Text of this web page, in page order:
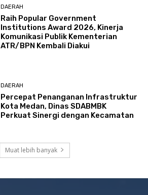
DAERAH
Raih Popular Government
Institutions Award 2026, Kinerja
Komunikasi Publik Kementerian
ATR/BPN Kembali Diakui
DAERAH
Percepat Penanganan Infrastruktur
Kota Medan, Dinas SDABMBK
Perkuat Sinergi dengan Kecamatan
Muat lebih banyak